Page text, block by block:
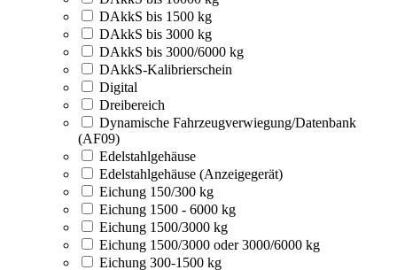
DAkkS bis 1500 kg
DAkkS bis 3000 kg
DAkkS bis 3000/6000 kg
DAkkS-Kalibrierschein
Digital
Dreibereich
Dynamische Fahrzeugverwiegung/Datenbank
(AF09)
Edelstahlgehäuse
Edelstahlgehäuse (Anzeigegerät)
Eichung 150/300 kg
Eichung 1500 - 6000 kg
Eichung 1500/3000 kg
Eichung 1500/3000 oder 3000/6000 kg
Eichung 300-1500 kg